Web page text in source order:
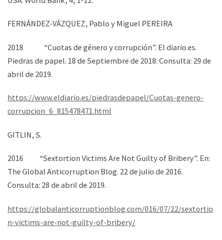
FERNÁNDEZ-VÁZQUEZ, Pablo y Miguel PEREIRA
2018 “Cuotas de género y corrupción”. El diario.es.
Piedras de papel. 18 de Septiembre de 2018. Consulta: 29 de
abril de 2019.
https://www.eldiario.es/piedrasdepapel/Cuotas-genero-
corrupcion_6_815478471.html
GITLIN, S.
2016 “Sextortion Victims Are Not Guilty of Bribery”. En:
The Global Anticorruption Blog. 22 de julio de 2016.
Consulta: 28 de abril de 2019.
https://globalanticorruptionblog.com/016/07/22/sextortio
n-victims-are-not-guilty-of-bribery/